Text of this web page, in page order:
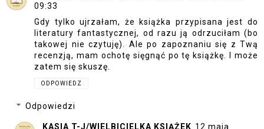
09:33
Gdy tylko ujrzałam, że książka przypisana jest do
literatury fantastycznej, od razu ją odrzuciłam (bo
takowej nie czytuję). Ale po zapoznaniu się z Twą
recenzją, mam ochotę sięgnąć po tę książkę. I może
zatem się skuszę.
ODPOWIEDZ
Odpowiedzi
KASIA T-J/WIELBICIELKA KSIĄŻEK 12 maja